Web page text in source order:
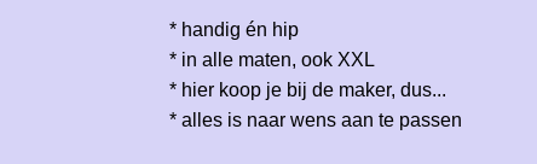
* handig én hip
* in alle maten, ook XXL
* hier koop je bij de maker, dus...
* alles is naar wens aan te passen